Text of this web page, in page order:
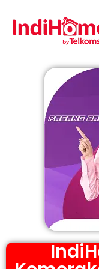
Gratis Pasang Dengan